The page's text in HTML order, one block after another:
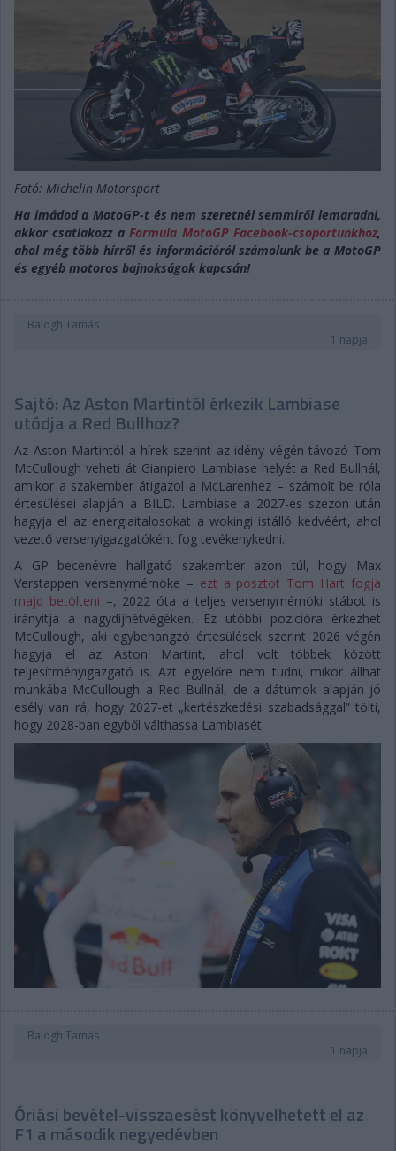
Fotó: Michelin Motorsport
Ha imádod a MotoGP-t és nem szeretnél semmiről lemaradni,
akkor csatlakozz aFormula MotoGP Facebook-csoportunkhoz,
ahol még több hírről és információról számolunk be a MotoGP
és egyéb motoros bajnokságok kapcsán!
Balogh Tamás
1 napja
Sajtó: Az Aston Martintól érkezik Lambiase
utódja a Red Bullhoz?
Az Aston Martintól a hírek szerint az idény végén távozó Tom
McCullough veheti át Gianpiero Lambiase helyét a Red Bullnál,
amikor a szakember átigazol a McLarenhez – számolt be róla
értesülései alapján a BILD. Lambiase a 2027-es szezon után
hagyja el az energiaitalosokat a wokingi istálló kedvéért, ahol
vezető versenyigazgatóként fog tevékenykedni.
A GP becenévre hallgató szakember azon túl, hogy Max
Verstappen versenymérnöke – ezt a posztot Tom Hart fogja
majd betölteni –, 2022 óta a teljes versenymérnöki stábot is
irányítja a nagydíjhétvégéken. Ez utóbbi pozícióra érkezhet
McCullough, aki egybehangzó értesülések szerint 2026 végén
hagyja el az Aston Martint, ahol volt többek között
teljesítményigazgató is. Azt egyelőre nem tudni, mikor állhat
munkába McCullough a Red Bullnál, de a dátumok alapján jó
esély van rá, hogy 2027-et „kertészkedési szabadsággal” tölti,
hogy 2028-ban egyből válthassa Lambiasét.
Balogh Tamás
1 napja
Óriási bevétel-visszaesést könyvelhetett el az
F1 a második negyedévben